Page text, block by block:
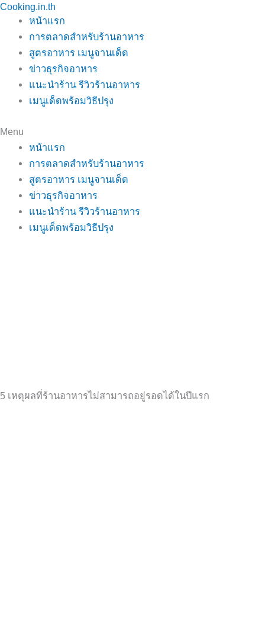
Skip
content
Cooking.in.th
หน้าแรก
การตลาดสำหรับร้านอาหาร
สูตรอาหาร เมนูจานเด็ด
ข่าวธุรกิจอาหาร
แนะนำร้าน รีวิวร้านอาหาร
เมนูเด็ดพร้อมวิธีปรุง
Menu
หน้าแรก
การตลาดสำหรับร้านอาหาร
สูตรอาหาร เมนูจานเด็ด
ข่าวธุรกิจอาหาร
แนะนำร้าน รีวิวร้านอาหาร
เมนูเด็ดพร้อมวิธีปรุง
5 เหตุผลที่ร้านอาหารไม่สามารถอยู่รอดได้ในปีแรก